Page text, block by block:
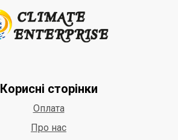
Корисні сторінки
Про нас
Оплата